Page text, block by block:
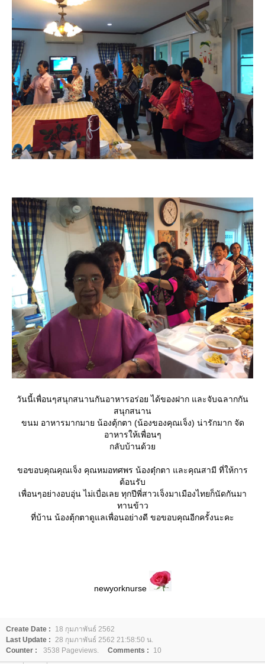
วันนี้เพื่อนๆสนุกสนานกันอาหารอร่อย ได้ของฝาก และจับฉลากกัน
สนุกสนาน
ขนม อาหารมากมาย น้องตุ้กตา (น้องของคุณเจ็ง) น่ารักมาก จัด
อาหารให้เพื่อนๆ
กลับบ้านด้ว
ขอขอบคุณคุณเจ็ง คุณหมอทศพร น้องตุ๋กตา และคุณสามี ที่ให้การ
ต้อนรับ
เพื่อนๆอย่างอบอุ่น ไม่เบื่อเลย ทุกปีพี่สาวเจ็งมาเมืองไทยก็นัดกันมา
ทานข้าว
ที่บ้าน น้องตุ้กตาดูแลเพื่อนอย่างดี ขอขอบคุณอีกครั้งนะคะ
newyorknurse
Create Date :
18 กุมภาพันธ์ 2562
Last Update : 28 กุมภาพันธ์ 2562 21:58:50 น.
Counter :
3538 Pageviews. Comments : 10